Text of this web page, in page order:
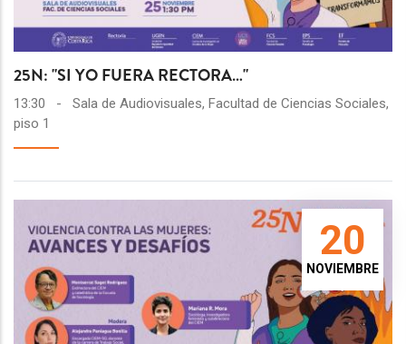
25N: "SI YO FUERA RECTORA…"
13:30 -
Sala de Audiovisuales, Facultad de Ciencias Sociales,
piso 1
20
NOVIEMBRE